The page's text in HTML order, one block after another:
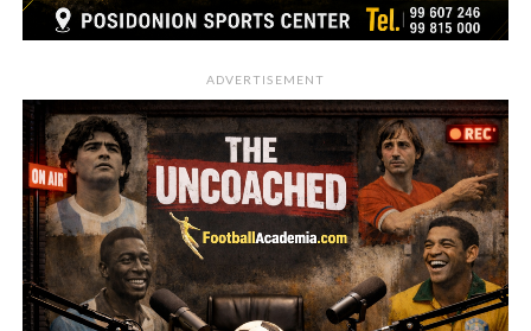
ADVERTISEMENT